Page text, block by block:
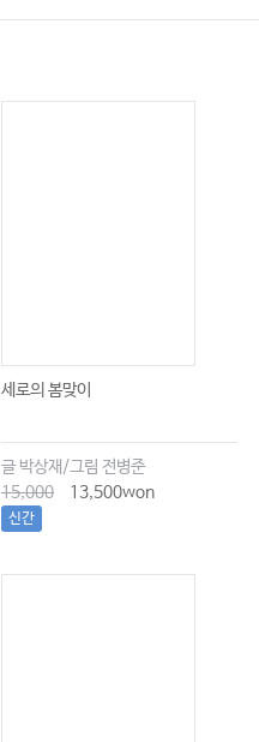
세로의 봄맞이
글 박상재/그림 전병준
15,000
13,500won
신간